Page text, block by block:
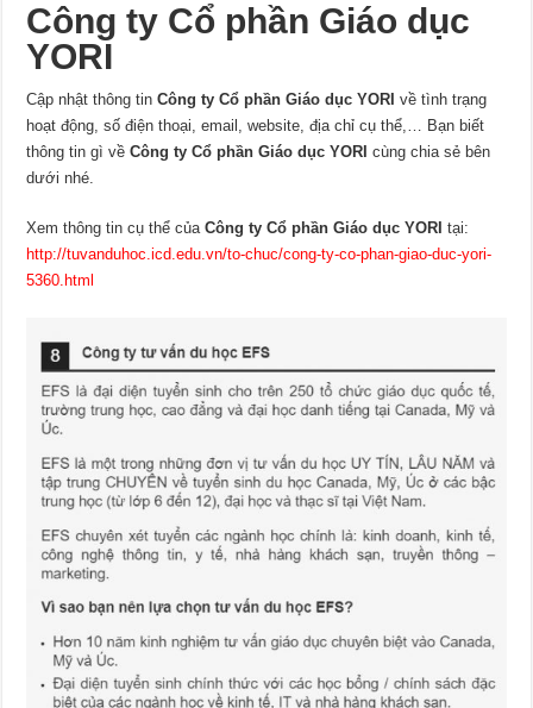
Công ty Cổ phần Giáo dục
YORI
Cập nhật thông tinCông ty Cổ phần Giáo dục YORI về tình trạng
hoạt động, số điện thoại, email, website, địa chỉ cụ thể,… Bạn biết
thông tin gì vềCông ty Cổ phần Giáo dục YORI cùng chia sẻ bên
dưới nhé.
Xem thông tin cụ thể củaCông ty Cổ phần Giáo dục YORI tại:
http://tuvanduhoc.icd.edu.vn/to-chuc/cong-ty-co-phan-giao-duc-yori-
5360.html